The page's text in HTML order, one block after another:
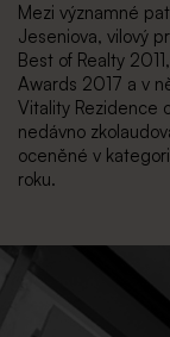
Mezi významné
Jeseniova, vilový
Best of Realty
Awards 2017 a v
Vitality Rezidence
nedávno
oceněné v
roku.